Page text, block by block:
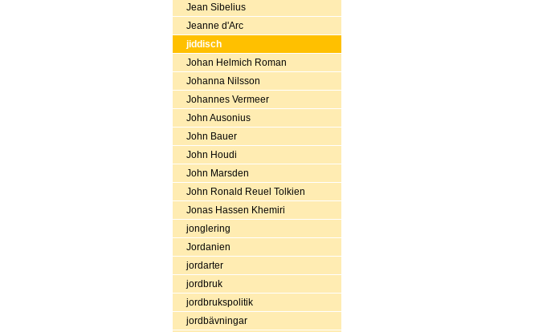
Jean Sibelius
Jeanne d'Arc
jiddisch
Johan Helmich Roman
Johanna Nilsson
Johannes Vermeer
John Ausonius
John Bauer
John Houdi
John Marsden
John Ronald Reuel Tolkien
Jonas Hassen Khemiri
jonglering
Jordanien
jordarter
jordbruk
jordbrukspolitik
jordbävningar